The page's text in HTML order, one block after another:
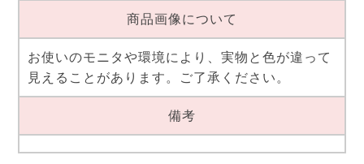
商品画像について
お使いのモニタや環境により、実物と色が違って
見えることがあります。ご了承ください。
備考